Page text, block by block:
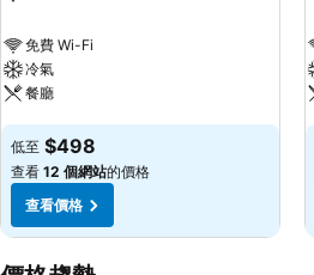
免費 Wi-Fi
冷氣
餐廳
查看價格
低至 $498
查看 12 個網站的價格
查看價格